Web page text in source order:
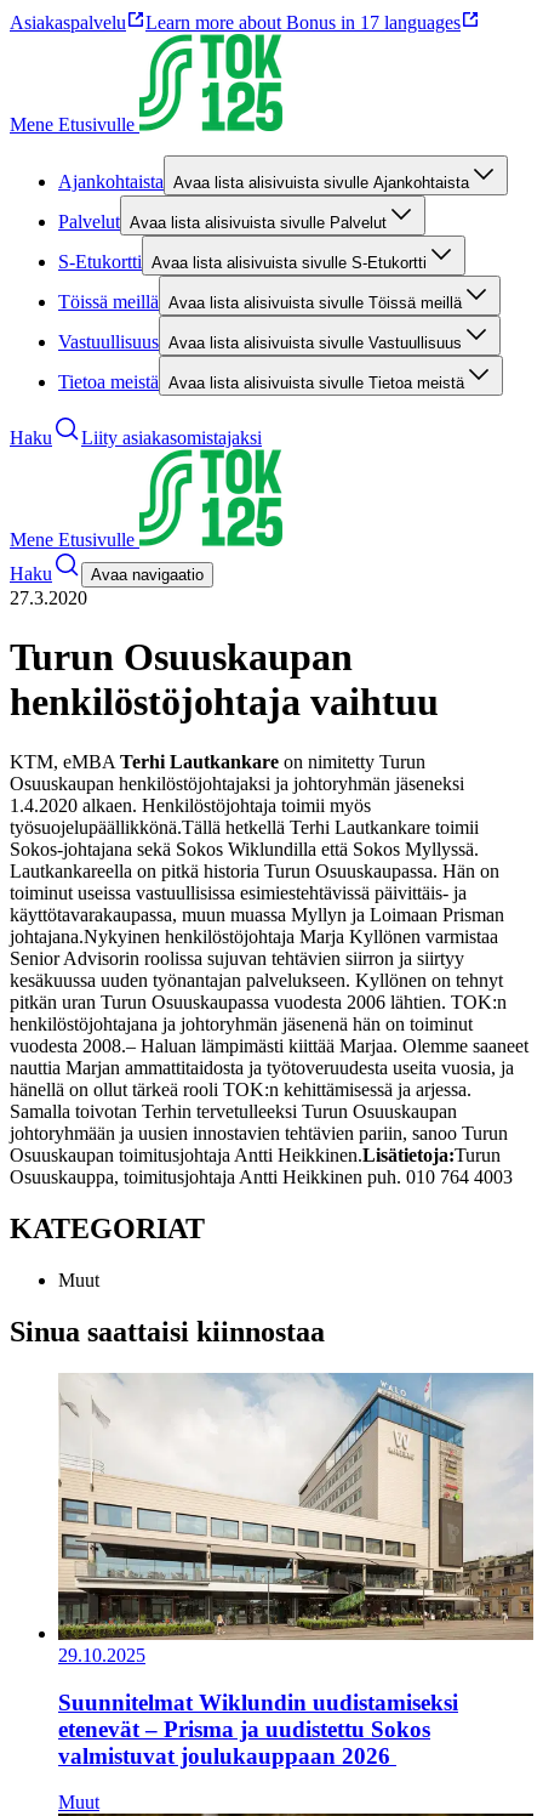
Asiakaspalvelu Learn more about Bonus in 17 languages
Mene Etusivulle
Ajankohtaista Avaa lista alisivuista sivulle Ajankohtaista
Palvelut Avaa lista alisivuista sivulle Palvelut
S-Etukortti Avaa lista alisivuista sivulle S-Etukortti
Töissä meillä Avaa lista alisivuista sivulle Töissä meillä
Vastuullisuus Avaa lista alisivuista sivulle Vastuullisuus
Tietoa meistä Avaa lista alisivuista sivulle Tietoa meistä
Haku Liity asiakasomistajaksi
Mene Etusivulle
Haku
Avaa navigaatio
27.3.2020
Turun Osuuskaupan
henkilöstöjohtaja vaihtuu
KTM, eMBA Terhi Lautkankare on nimitetty Turun
Osuuskaupan henkilöstöjohtajaksi ja johtoryhmän jäseneksi
1.4.2020 alkaen. Henkilöstöjohtaja toimii myös
työsuojelupäällikkönä.Tällä hetkellä Terhi Lautkankare toimii
Sokos-johtajana sekä Sokos Wiklundilla että Sokos Myllyssä.
Lautkankareella on pitkä historia Turun Osuuskaupassa. Hän on
toiminut useissa vastuullisissa esimiestehtävissä päivittäis- ja
käyttötavarakaupassa, muun muassa Myllyn ja Loimaan Prisman
johtajana.Nykyinen henkilöstöjohtaja Marja Kyllönen varmistaa
Senior Advisorin roolissa sujuvan tehtävien siirron ja siirtyy
kesäkuussa uuden työnantajan palvelukseen. Kyllönen on tehnyt
pitkän uran Turun Osuuskaupassa vuodesta 2006 lähtien. TOK:n
henkilöstöjohtajana ja johtoryhmän jäsenenä hän on toiminut
vuodesta 2008.– Haluan lämpimästi kiittää Marjaa. Olemme saaneet
nauttia Marjan ammattitaidosta ja työtoveruudesta useita vuosia, ja
hänellä on ollut tärkeä rooli TOK:n kehittämisessä ja arjessa.
Samalla toivotan Terhin tervetulleeksi Turun Osuuskaupan
johtoryhmään ja uusien innostavien tehtävien pariin, sanoo Turun
Osuuskaupan toimitusjohtaja Antti Heikkinen.Lisätietoja:Turun
Osuuskauppa, toimitusjohtaja Antti Heikkinen puh. 010 764 4003
KATEGORIAT
Muut
Sinua saattaisi kiinnostaa
29.10.2025
Suunnitelmat Wiklundin uudistamiseksi
etenevät – Prisma ja uudistettu Sokos
valmistuvat joulukauppaan 2026
Muut